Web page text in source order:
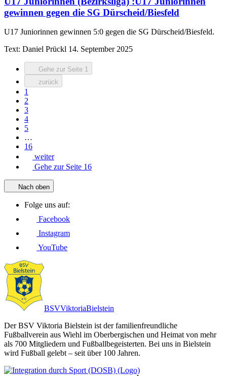
gewinnen gegen die SG Dürscheid/Biesfeld
U17 Juniorinnen gewinnen 5:0 gegen die SG Dürscheid/Biesfeld.
Text: Daniel Prückl 14. September 2025
Gehe zur Seite 1
zurück
1
2
3
4
5
…
16
weiter
Gehe zur Seite 16
Nach oben
Folge uns auf:
Facebook
Instagram
YouTube
BSVViktoriaBielstein
Der BSV Viktoria Bielstein ist der familienfreundliche
Fußballverein aus Wiehl im Oberbergischen und Heimat von mehr
als 700 Mitgliedern und Fußballbegeisterten. Bei uns in Bielstein
wird Fußball gelebt – seit über 100 Jahren.